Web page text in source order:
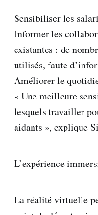
Sensibiliser les
Informer les
existantes : de
utilisés, faute
Améliorer le
« Une meilleure
lesquels travailler
aidants », explique
L’expérience
La réalité virtuelle